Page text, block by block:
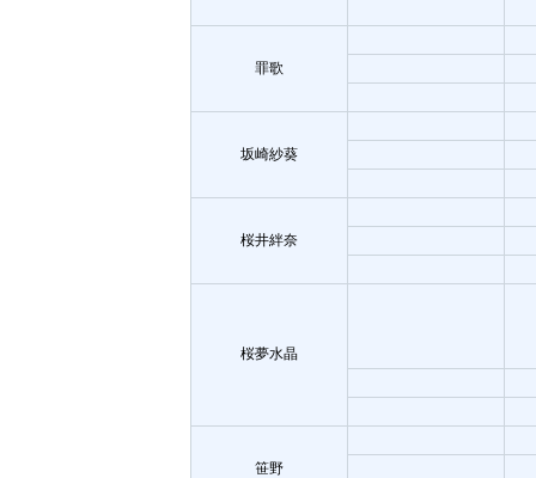
罪歌
坂崎紗葵
桜井絆奈
桜夢水晶
笹野